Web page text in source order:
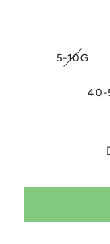
5-10G
40-